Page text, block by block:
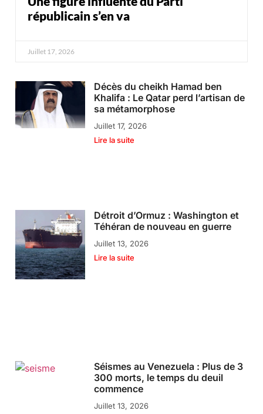
républicain s’en va
Juillet 17, 2026
Décès du cheikh Hamad ben
Khalifa : Le Qatar perd l’artisan de
sa métamorphose
Juillet 17, 2026
Lire la suite
Détroit d’Ormuz : Washington et
Téhéran de nouveau en guerre
Juillet 13, 2026
Lire la suite
Séismes au Venezuela : Plus de 3
300 morts, le temps du deuil
commence
Juillet 13, 2026